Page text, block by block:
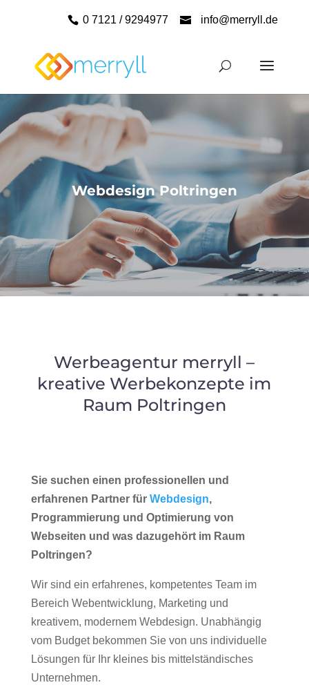
0 7121 / 9294977 info@merryll.de
Webdesign Poltringen
Werbeagentur merryll –
kreative Werbekonzepte im
Raum Poltringen
Sie suchen einen professionellen und
erfahrenen Partner für Webdesign,
Programmierung und Optimierung von
Webseiten und was dazugehört im Raum
Poltringen?
Wir sind ein erfahrenes, kompetentes Team im
Bereich Webentwicklung, Marketing und
kreativem, modernem Webdesign. Unabhängig
vom Budget bekommen Sie von uns individuelle
Lösungen für Ihr kleines bis mittelständisches
Unternehmen.